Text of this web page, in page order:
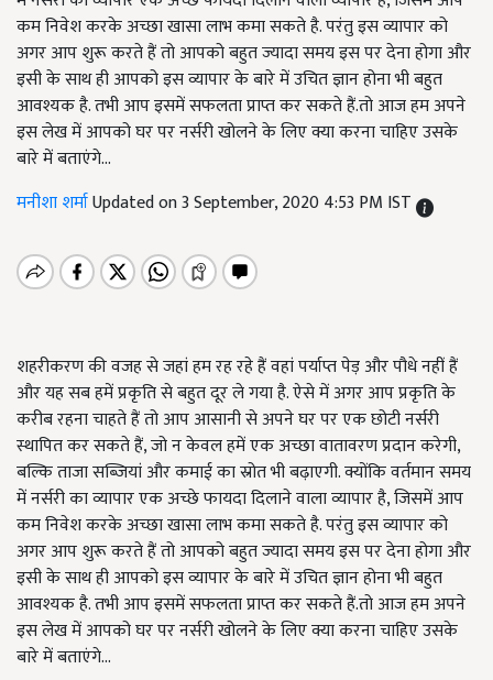
कम निवेश करके अच्छा खासा लाभ कमा सकते है. परंतु इस व्यापार को
अगर आप शुरू करते हैं तो आपको बहुत ज्यादा समय इस पर देना होगा और
इसी के साथ ही आपको इस व्यापार के बारे में उचित ज्ञान होना भी बहुत
आवश्यक है. तभी आप इसमें सफलता प्राप्त कर सकते हैं.तो आज हम अपने
इस लेख में आपको घर पर नर्सरी खोलने के लिए क्या करना चाहिए उसके
बारे में बताएंगे...
मनीशा शर्माUpdated on 3 September, 2020 4:53 PM IST
शहरीकरण की वजह से जहां हम रह रहे हैं वहां पर्याप्त पेड़ और पौधे नहीं हैं
और यह सब हमें प्रकृति से बहुत दूर ले गया है. ऐसे में अगर आप प्रकृति के
करीब रहना चाहते हैं तो आप आसानी से अपने घर पर एक छोटी नर्सरी
स्थापित कर सकते हैं, जो न केवल हमें एक अच्छा वातावरण प्रदान करेगी,
बल्कि ताजा सब्जियां और कमाई का स्रोत भी बढ़ाएगी. क्योंकि वर्तमान समय
में नर्सरी का व्यापार एक अच्छे फायदा दिलाने वाला व्यापार है, जिसमें आप
कम निवेश करके अच्छा खासा लाभ कमा सकते है. परंतु इस व्यापार को
अगर आप शुरू करते हैं तो आपको बहुत ज्यादा समय इस पर देना होगा और
इसी के साथ ही आपको इस व्यापार के बारे में उचित ज्ञान होना भी बहुत
आवश्यक है. तभी आप इसमें सफलता प्राप्त कर सकते हैं.तो आज हम अपने
इस लेख में आपको घर पर नर्सरी खोलने के लिए क्या करना चाहिए उसके
बारे में बताएंगे...